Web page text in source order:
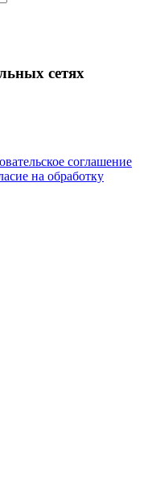
сетях
соглашение
на обработку